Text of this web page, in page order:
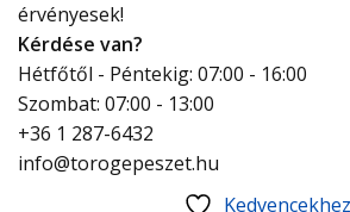
érvényesek!
Kérdése van?
Hétfőtől - Péntekig: 07:00 - 16:00
Szombat: 07:00 - 13:00
+36 1 287-6432
info@torogepeszet.hu
Kedvencekhez